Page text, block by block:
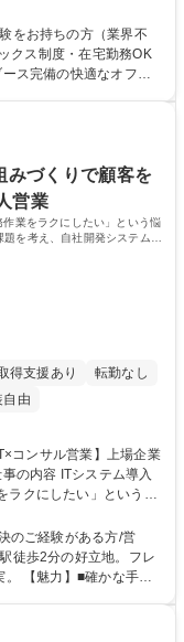
じて選考ポジションを
ください 【詳細】
ドキュメント最適化支
営業職をお任せしま
で自分のペースで
効率的に強化可能。 募
未来を創るDX営業職 柔
をお持ちの方（業界不
クス制度・在宅勤務OK
ス完備の快適なオフィ
なく企画力も磨けま
件を任されるチャンスあ
能 学歴・資格
みづくりで顧客を
営業
業をラクにしたい」という悩
を考え、自社開発システムで
得支援あり
転勤なし
自由
ラクにしたい」という悩
くり課題を考え、自社
社
用アプリなどの自社開発
ばいいな」という希望
■操作方法のレクチャ
のご経験がある方/営
徒歩2分の好立地。フレ
応
定性と強み：東証スタ